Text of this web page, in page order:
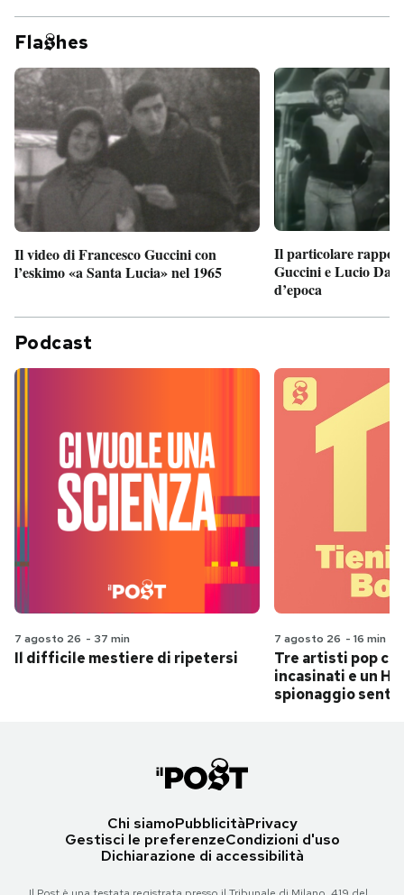
Fla hes
Il video di Francesco Guccini con
l’eskimo «a Santa Lucia» nel 1965
Il particolare
Guccini e Lucio
d’epoca
Podcast
7 agosto 26 - 37 min
Il difficile mestiere di ripetersi
7 agosto 26 - 16 min
Tre artisti pop
incasinati e un
spionaggio
Chi siamoPubblicitàPrivacy
Gestisci le preferenzeCondizioni d'uso
Dichiarazione di accessibilità